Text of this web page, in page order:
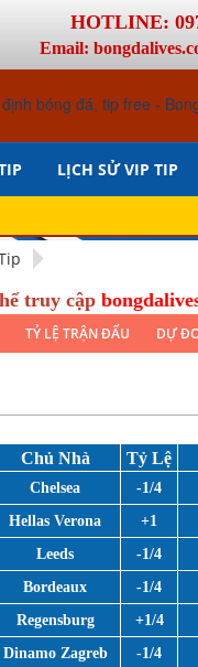
HOTLINE:
Email:
LỊCH SỬ VIP TIP
truy cập
TỶ LỆ TRẬN ĐẤU DỰ
Chủ Nhà Tỷ Lệ
Chelsea -1/4
Hellas Verona +1
Leeds -1/4
Bordeaux -1/4
Regensburg +1/4
Dinamo Zagreb -1/4